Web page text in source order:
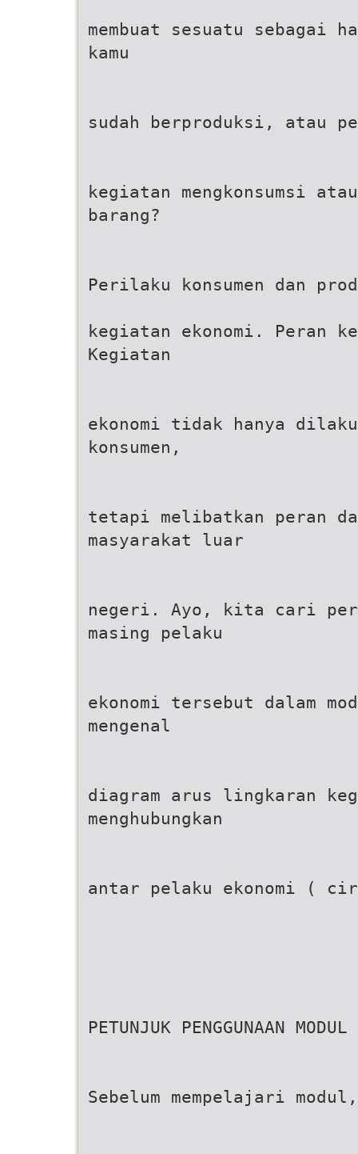
membuat sesuatu
kamu
sudah berproduksi, atau
kegiatan mengkonsumsi
barang?
Perilaku konsumen dan
kegiatan ekonomi. Peran
Kegiatan
ekonomi tidak hanya
konsumen,
tetapi melibatkan peran
masyarakat luar
negeri. Ayo, kita cari
masing pelaku
ekonomi tersebut dalam
mengenal
diagram arus lingkaran
menghubungkan
antar pelaku ekonomi (
PETUNJUK PENGGUNAAN MODUL
Sebelum mempelajari